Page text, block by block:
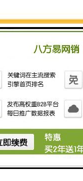
置需考虑多方面
样品有代表性，